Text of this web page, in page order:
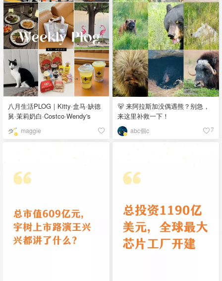
八月生活PLOG｜Kitty·盒马·缺德
舅·茉莉奶白·Costco·Wendy's
maggie
🐻 来阿拉斯加没偶遇熊？别急，
来这里补救一下！
abc個c 7